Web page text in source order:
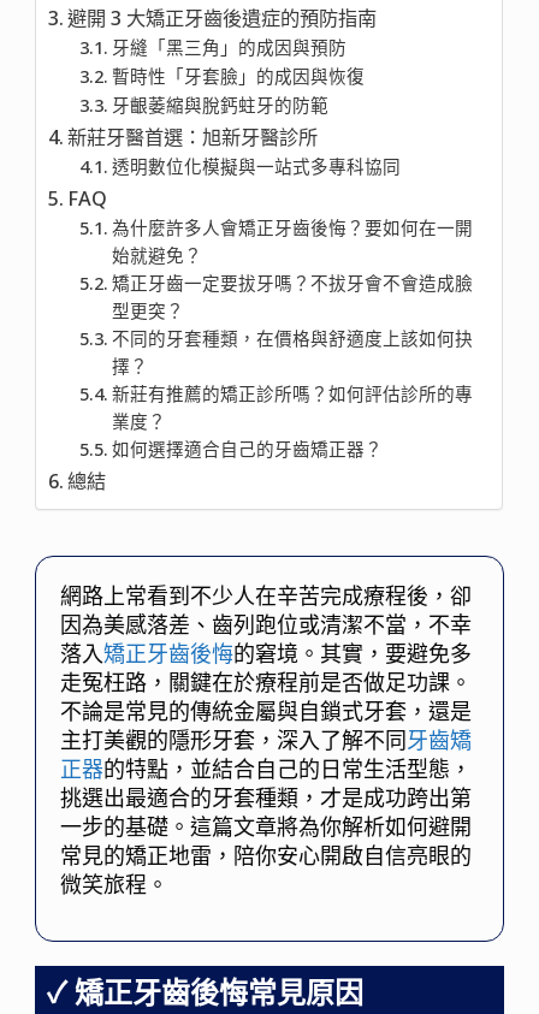
避開 3 大矯正牙齒後遺症的預防指南
牙縫「黑三角」的成因與預防
暫時性「牙套臉」的成因與恢復
牙齦萎縮與脫鈣蛀牙的防範
新莊牙醫首選：旭新牙醫診所
透明數位化模擬與一站式多專科協同
FAQ
為什麼許多人會矯正牙齒後悔？要如何在一開
始就避免？
矯正牙齒一定要拔牙嗎？不拔牙會不會造成臉
型更突？
不同的牙套種類，在價格與舒適度上該如何抉
擇？
新莊有推薦的矯正診所嗎？如何評估診所的專
業度？
如何選擇適合自己的牙齒矯正器？
總結
網路上常看到不少人在辛苦完成療程後，卻
因為美感落差、齒列跑位或清潔不當，不幸
落入矯正牙齒後悔的窘境。其實，要避免多
走冤枉路，關鍵在於療程前是否做足功課。
不論是常見的傳統金屬與自鎖式牙套，還是
主打美觀的隱形牙套，深入了解不同牙齒矯
正器的特點，並結合自己的日常生活型態，
挑選出最適合的牙套種類，才是成功跨出第
一步的基礎。這篇文章將為你解析如何避開
常見的矯正地雷，陪你安心開啟自信亮眼的
微笑旅程。
矯正牙齒後悔常見原因